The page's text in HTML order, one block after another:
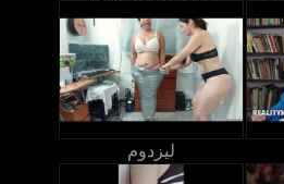
ليزدوم